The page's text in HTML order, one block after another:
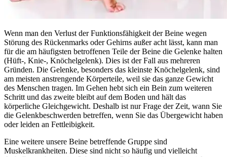
Wenn man den Verlust der Funktionsfähigkeit der Beine wegen
Störung des Rückenmarks oder Gehirns außer acht lässt, kann man
für die am häufigsten betroffenen Teile der Beine die Gelenke halten
(Hüft-, Knie-, Knöchelgelenk). Dies ist der Fall aus mehreren
Gründen. Die Gelenke, besonders das kleinste Knöchelgelenk, sind
am meisten anstrengende Körperteile, weil sie das ganze Gewicht
des Menschen tragen. Im Gehen hebt sich ein Bein zum weiteren
Schritt und das zweite bleibt auf dem Boden und hält das
körperliche Gleichgewicht. Deshalb ist nur Frage der Zeit, wann Sie
die Gelenkbeschwerden betreffen, wenn Sie das Übergewicht haben
oder leiden an Fettleibigkeit.
Eine weitere unsere Beine betreffende Gruppe sind
Muskelkrankheiten. Diese sind nicht so häufig und vielleicht